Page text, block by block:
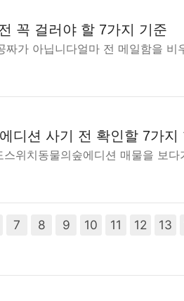
꼭 걸러야 할 7가지 기준
짜가 아닙니다얼마 전 메일함을
디션 사기 전 확인할 7가지
위치동물의숲에디션 매물을 보
7 8 9 10 11 12 13